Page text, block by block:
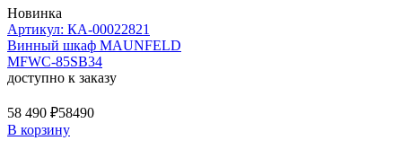
Новинка
Артикул: КА-00022821
Винный шкаф MAUNFELD
MFWC-85SB34
доступно к заказу
58 490 ₽58490
В корзину